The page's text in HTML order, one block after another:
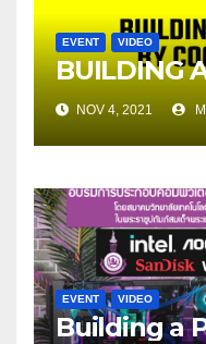
EVENT VIDEO
BUILDING
NOV 4, 2021
EVENT VIDEO
Building a